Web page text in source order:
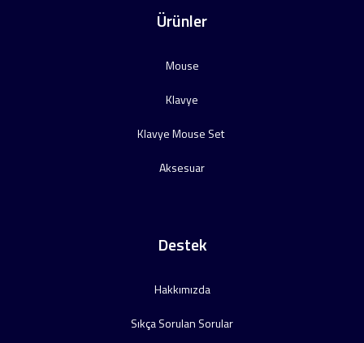
Ürünler
Mouse
Klavye
Klavye Mouse Set
Aksesuar
Destek
Hakkımızda
Sıkça Sorulan Sorular